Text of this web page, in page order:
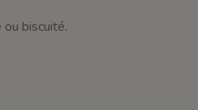
biscuité.